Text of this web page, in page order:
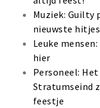
Muziek: Guilty
nieuwste hitjes
Leuke
hier
Personeel:
Stratumseind
feestje